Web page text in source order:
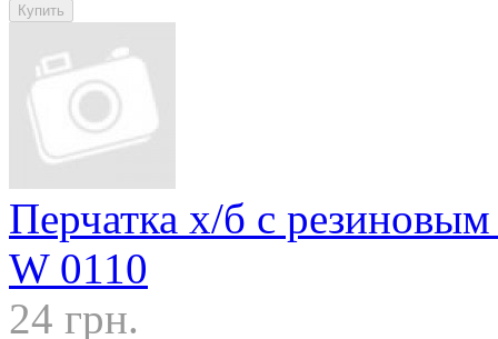
Перчатка х/б с
W 0110
24 грн.